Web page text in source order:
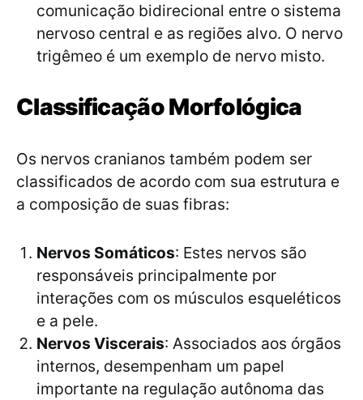
comunicação bidirecional entre o sistema
nervoso central e as regiões alvo. O nervo
trigêmeo é um exemplo de nervo misto.
Classificação Morfológica
Os nervos cranianos também podem ser
classificados de acordo com sua estrutura e
a composição de suas fibras:
Nervos Somáticos: Estes nervos são
responsáveis principalmente por
interações com os músculos esqueléticos
e a pele.
Nervos Viscerais: Associados aos órgãos
internos, desempenham um papel
importante na regulação autônoma das